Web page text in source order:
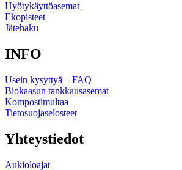
Hyötykäyttöasemat
Ekopisteet
Jätehaku
INFO
Usein kysyttyä – FAQ
Biokaasun tankkausasemat
Kompostimultaa
Tietosuojaselosteet
Yhteystiedot
Aukioloajat